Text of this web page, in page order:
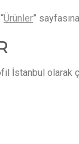
Ürünler”
İstanbul olarak